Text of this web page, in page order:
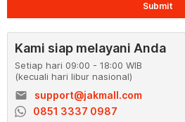
Submit
Kami siap melayani Anda
Setiap hari 09:00 - 18:00 WIB
(kecuali hari libur nasional)
email
support@jakmall.com
0851 3337 0987